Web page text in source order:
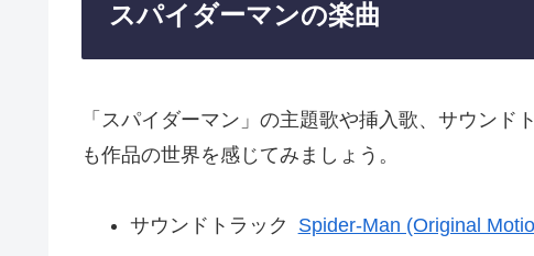
スパイダーマンの楽曲
「スパイダーマン」の主題歌や挿入歌、サウン
も作品の世界を感じてみましょう。
サウンドトラック Spider-Man (Original